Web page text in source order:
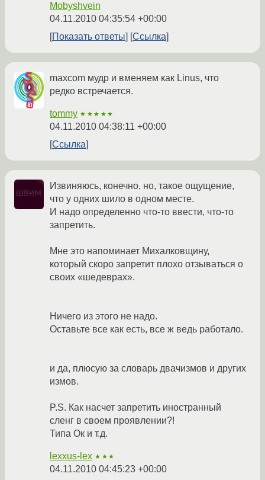
Mobyshvein
04.11.2010 04:35:54 +00:00
Показать ответы
Ссылка
maxcom мудр и вменяем как Linus, что
редко встречается.
tommy ★★★★★
04.11.2010 04:38:11 +00:00
Ссылка
Извиняюсь, конечно, но, такое ощущение,
что у одних шило в одном месте.
И надо определенно что-то ввести, что-то
запретить.
Мне это напоминает Михалковщину,
который скоро запретит плохо отзываться о
своих «шедеврах».
Ничего из этого не надо.
Оставьте все как есть, все ж ведь работало.
и да, плюсую за словарь двачизмов и других
измов.
P.S. Как насчет запретить иностранный
сленг в своем проявлении?!
Типа Ок и т.д.
lexxus-lex ★★★
04.11.2010 04:45:23 +00:00